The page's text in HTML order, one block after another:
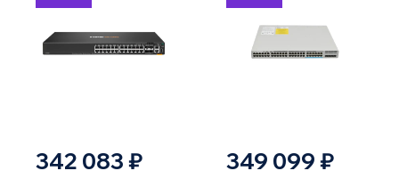
342 083 ₽ 349 099 ₽